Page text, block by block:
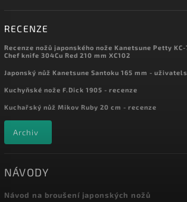
RECENZE
Recenze nožů japonského nože Kanetsune Petty
Chef knife 304Cu Red 210 mm XC102
Japonský nůž Kanetsune Santoku 165 mm -
Kuchyňské nože F.Dick 1905 - recenze
Kuchařský nůž Mikov Ruby 20 cm - recenze
Archiv
NÁVODY
Návod na broušení japonských nožů